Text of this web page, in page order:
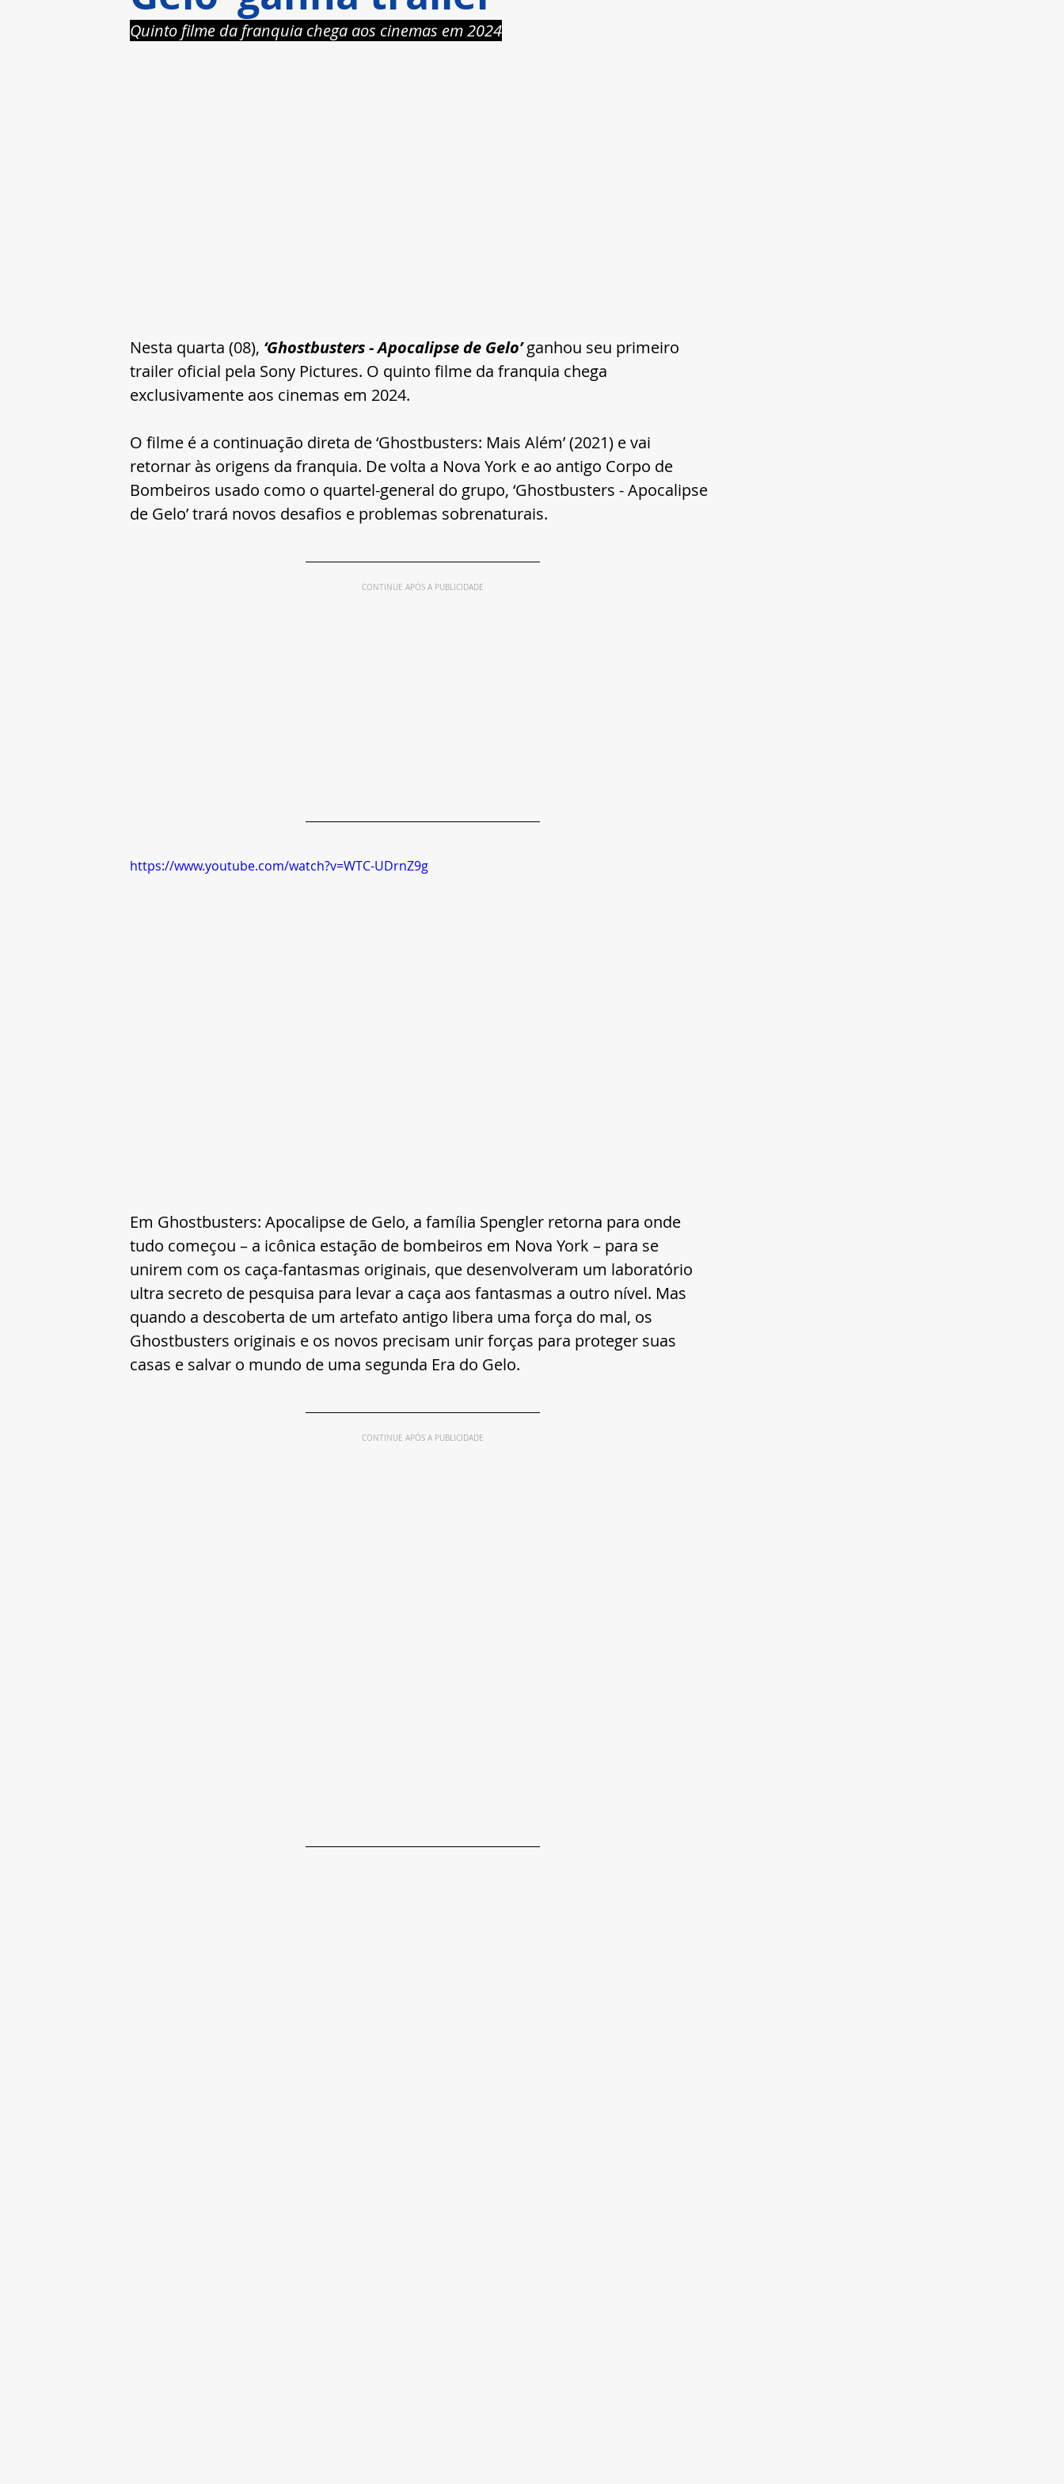
Quinto filme da franquia chega aos cinemas em 2024
Nesta quarta (08), ‘Ghostbusters - Apocalipse de Gelo’ ganhou seu primeiro
trailer oficial pela Sony Pictures. O quinto filme da franquia chega
exclusivamente aos cinemas em 2024.
O filme é a continuação direta de ‘Ghostbusters: Mais Além’ (2021) e vai
retornar às origens da franquia. De volta a Nova York e ao antigo Corpo de
Bombeiros usado como o quartel-general do grupo, ‘Ghostbusters - Apocalipse
de Gelo’ trará novos desafios e problemas sobrenaturais.
CONTINUE APÓS A PUBLICIDADE
https://www.youtube.com/watch?v=WTC-UDrnZ9g
Em Ghostbusters: Apocalipse de Gelo, a família Spengler retorna para onde
tudo começou – a icônica estação de bombeiros em Nova York – para se
unirem com os caça-fantasmas originais, que desenvolveram um laboratório
ultra secreto de pesquisa para levar a caça aos fantasmas a outro nível. Mas
quando a descoberta de um artefato antigo libera uma força do mal, os
Ghostbusters originais e os novos precisam unir forças para proteger suas
casas e salvar o mundo de uma segunda Era do Gelo.
CONTINUE APÓS A PUBLICIDADE